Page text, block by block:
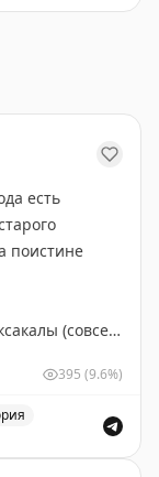
есть
поистине
(совсем
масштаба по
на
395 (9.6%)